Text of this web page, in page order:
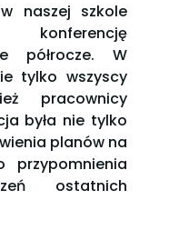
naszej szkole
półrocze. W
tylko wszyscy
pracownicy
była nie tylko
planów na
przypomnienia
ostatnich